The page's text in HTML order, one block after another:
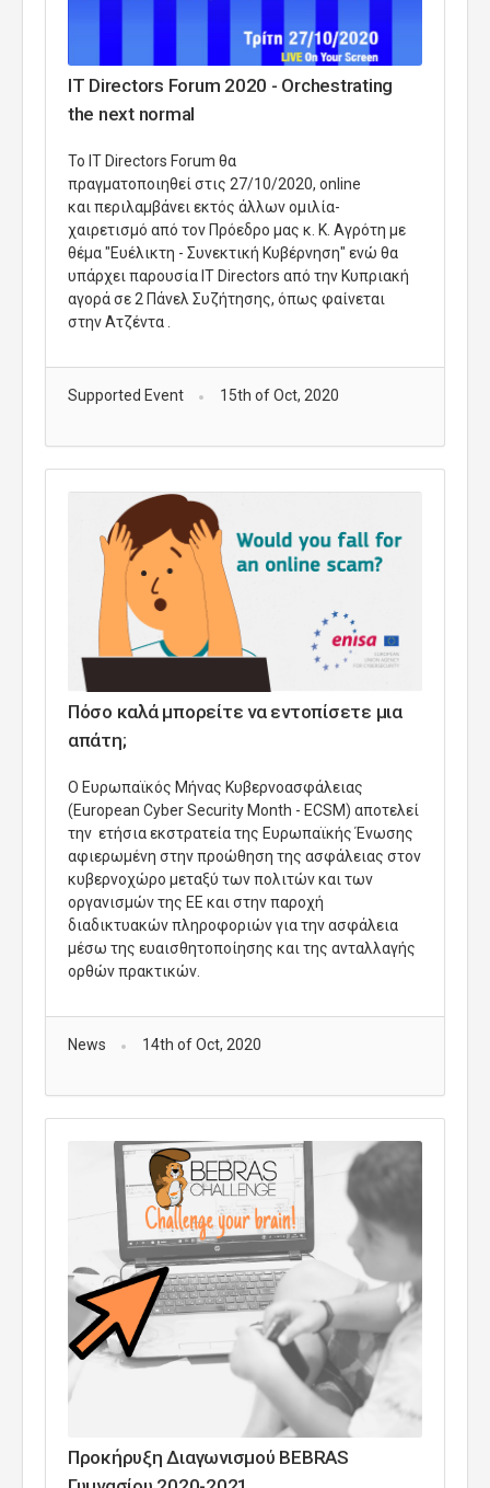
IT Directors Forum 2020 - Orchestrating
the next normal
Το IT Directors Forum θα
πραγματοποιηθεί στις 27/10/2020, online
και περιλαμβάνει εκτός άλλων ομιλία-
χαιρετισμό από τον Πρόεδρο μας κ. Κ. Αγρότη με
θέμα "Ευέλικτη - Συνεκτική Κυβέρνηση" ενώ θα
υπάρχει παρουσία IT Directors από την Κυπριακή
αγορά σε 2 Πάνελ Συζήτησης, όπως φαίνεται
στην Ατζέντα .
Supported Event 15th of Oct, 2020
Πόσο καλά μπορείτε να εντοπίσετε μια
απάτη;
Ο Ευρωπαϊκός Μήνας Κυβερνοασφάλειας
(European Cyber Security Month - ECSM) αποτελεί
την ετήσια εκστρατεία της Ευρωπαϊκής Ένωσης
αφιερωμένη στην προώθηση της ασφάλειας στον
κυβερνοχώρο μεταξύ των πολιτών και των
οργανισμών της ΕΕ και στην παροχή
διαδικτυακών πληροφοριών για την ασφάλεια
μέσω της ευαισθητοποίησης και της ανταλλαγής
ορθών πρακτικών.
News 14th of Oct, 2020
Προκήρυξη Διαγωνισμού BEBRAS